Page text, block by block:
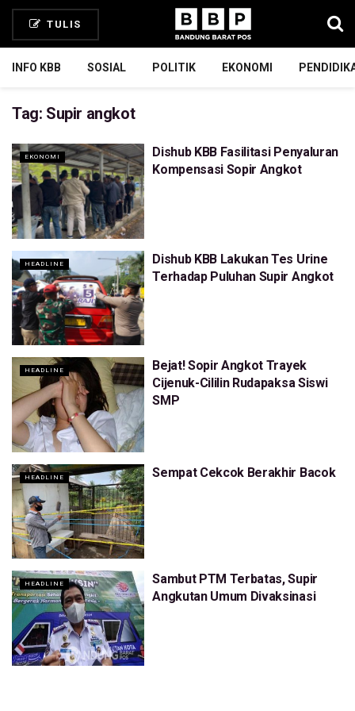
TULIS
INFO KBB SOSIAL POLITIK EKONOMI
Tag: Supir angkot
EKONOMI
Dishub KBB Fasilitasi Penyaluran
Kompensasi Sopir Angkot
HEADLINE
Dishub KBB Lakukan Tes Urine
Terhadap Puluhan Supir Angkot
HEADLINE
Bejat! Sopir Angkot Trayek
Cijenuk-Cililin Rudapaksa Siswi
SMP
HEADLINE Sempat Cekcok Berakhir Bacok
HEADLINE
Sambut PTM Terbatas, Supir
Angkutan Umum Divaksinasi